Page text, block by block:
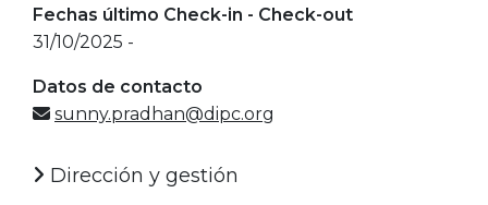
Fechas último Check-in - Check-out
31/10/2025 -
Datos de contacto
sunny.pradhan@dipc.org
Dirección y gestión